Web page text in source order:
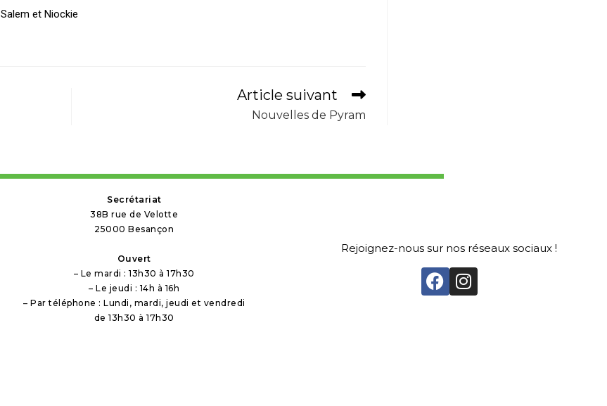
Salem et Niockie
Article suivant
Nouvelles de Pyram
Secrétariat
38B rue de Velotte
25000 Besançon
Ouvert
– Le mardi : 13h30 à 17h30
– Le jeudi : 14h à 16h
– Par téléphone : Lundi, mardi, jeudi et vendredi
de 13h30 à 17h30
Rejoignez-nous sur nos réseaux sociaux !